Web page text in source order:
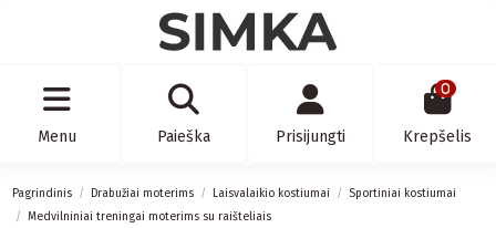
Menu Paieška Prisijungti
0
Krepšelis
Pagrindinis Drabužiai moterims Laisvalaikio kostiumai
Sportiniai kostiumai
Medvilniniai treningai moterims su raišteliais